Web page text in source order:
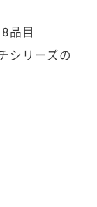
品目
シリーズの